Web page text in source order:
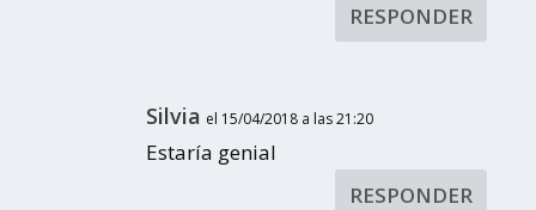
RESPONDER
Silvia el 15/04/2018 a las 21:20
Estaría genial
RESPONDER